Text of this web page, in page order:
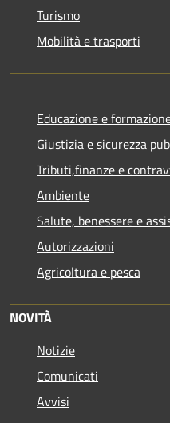
Turismo
Mobilità e trasporti
Educazione e
Giustizia e sicurezza
Tributi,finanze e
Ambiente
Salute, benessere e
Autorizzazioni
Agricoltura e pesca
NOVITÀ
Notizie
Comunicati
Avvisi